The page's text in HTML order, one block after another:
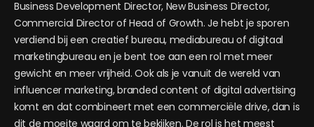
Business Development Director, New Business Director,
Commercial Director of Head of Growth. Je hebt je sporen
verdiend bij een creatief bureau, mediabureau of digitaal
marketingbureau en je bent toe aan een rol met meer
gewicht en meer vrijheid. Ook als je vanuit de wereld van
influencer marketing, branded content of digital advertising
komt en dat combineert met een commerciële drive, dan is
dit de moeite waard om te bekijken. De rol is het meest